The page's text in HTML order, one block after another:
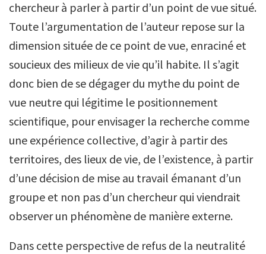
chercheur à parler à partir d’un point de vue situé.
Toute l’argumentation de l’auteur repose sur la
dimension située de ce point de vue, enraciné et
soucieux des milieux de vie qu’il habite. Il s’agit
donc bien de se dégager du mythe du point de
vue neutre qui légitime le positionnement
scientifique, pour envisager la recherche comme
une expérience collective, d’agir à partir des
territoires, des lieux de vie, de l’existence, à partir
d’une décision de mise au travail émanant d’un
groupe et non pas d’un chercheur qui viendrait
observer un phénomène de manière externe.
Dans cette perspective de refus de la neutralité